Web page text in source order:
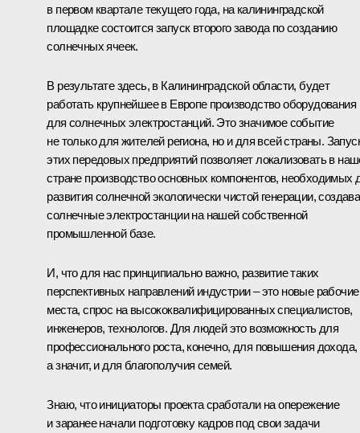
в первом квартале текущего года, на калининградской
площадке состоится запуск второго завода по созданию
солнечных ячеек.
В результате здесь, в Калининградской области, будет
работать крупнейшее в Европе производство оборудования
для солнечных электростанций. Это значимое событие
не только для жителей региона, но и для всей страны.
этих передовых предприятий позволяет локализовать в
стране производство основных компонентов, необходимых
развития солнечной экологически чистой генерации,
солнечные электростанции на нашей собственной
промышленной базе.
И, что для нас принципиально важно, развитие таких
перспективных направлений индустрии – это новые рабочие
места, спрос на высококвалифицированных специалистов,
инженеров, технологов. Для людей это возможность для
профессионального роста, конечно, для повышения дохода,
а значит, и для благополучия семей.
Знаю, что инициаторы проекта сработали на опережение
и заранее начали подготовку кадров под свои задачи